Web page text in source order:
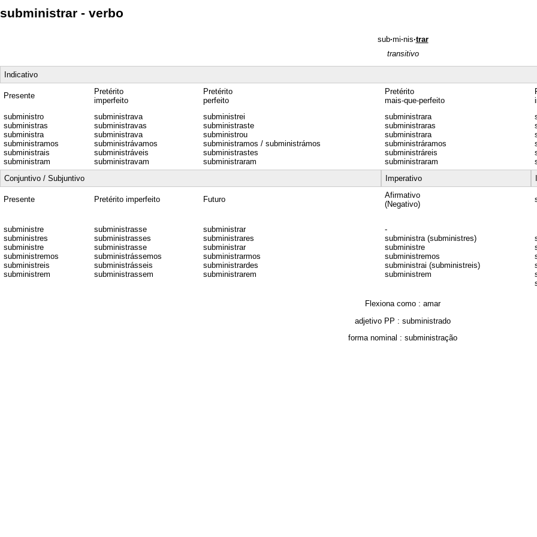
subministrar - verbo
sub·mi·nis·trar
transitivo
Indicativo
Presente
Pretérito
imperfeito
Pretérito
perfeito
Pretérito
mais-que-perfeito
subministro
subministras
subministra
subministramos
subministrais
subministram
subministrava
subministravas
subministrava
subministrávamos
subministráveis
subministravam
subministrei
subministraste
subministrou
subministramos / subministrámos
subministrastes
subministraram
subministrara
subministraras
subministrara
subministráramos
subministráreis
subministraram
Conjuntivo / Subjuntivo
Imperativo
Presente Pretérito imperfeito Futuro
Afirmativo
(Negativo)
subministre
subministres
subministre
subministremos
subministreis
subministrem
subministrasse
subministrasses
subministrasse
subministrássemos
subministrásseis
subministrassem
subministrar
subministrares
subministrar
subministrarmos
subministrardes
subministrarem
-
subministra (subministres)
subministre
subministremos
subministrai (subministreis)
subministrem
Flexiona como : amar
adjetivo PP : subministrado
forma nominal : subministração